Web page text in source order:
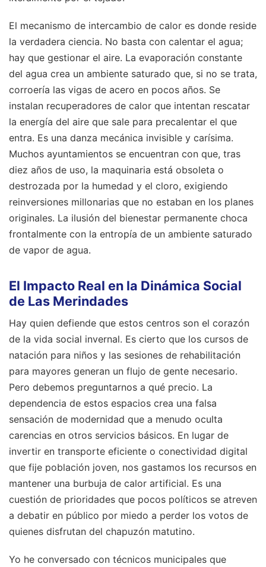
El mecanismo de intercambio de calor es donde reside
la verdadera ciencia. No basta con calentar el agua;
hay que gestionar el aire. La evaporación constante
del agua crea un ambiente saturado que, si no se trata,
corroería las vigas de acero en pocos años. Se
instalan recuperadores de calor que intentan rescatar
la energía del aire que sale para precalentar el que
entra. Es una danza mecánica invisible y carísima.
Muchos ayuntamientos se encuentran con que, tras
diez años de uso, la maquinaria está obsoleta o
destrozada por la humedad y el cloro, exigiendo
reinversiones millonarias que no estaban en los planes
originales. La ilusión del bienestar permanente choca
frontalmente con la entropía de un ambiente saturado
de vapor de agua.
El Impacto Real en la Dinámica Social
de Las Merindades
Hay quien defiende que estos centros son el corazón
de la vida social invernal. Es cierto que los cursos de
natación para niños y las sesiones de rehabilitación
para mayores generan un flujo de gente necesario.
Pero debemos preguntarnos a qué precio. La
dependencia de estos espacios crea una falsa
sensación de modernidad que a menudo oculta
carencias en otros servicios básicos. En lugar de
invertir en transporte eficiente o conectividad digital
que fije población joven, nos gastamos los recursos en
mantener una burbuja de calor artificial. Es una
cuestión de prioridades que pocos políticos se atreven
a debatir en público por miedo a perder los votos de
quienes disfrutan del chapuzón matutino.
Yo he conversado con técnicos municipales que